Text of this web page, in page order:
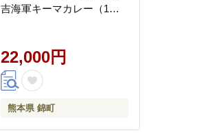
吉海軍キーマカレー（1
22,000円
熊本県 錦町